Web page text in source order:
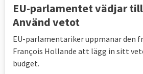
EU-parlamentet vädjar
Använd vetot
EU-parlamentariker uppmanar den
François Hollande att lägg in sitt
budget.